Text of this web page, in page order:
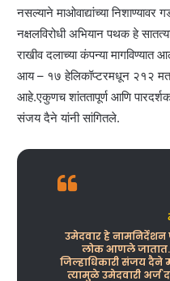
नसल्याने माओवाद्यांच्या निशाण्यावर
नक्षलविरोधी अभियान पथक हे
राखीव दलाच्या कंपन्या
आय – १७ हेलिकॉप्टरमधून २१२
आहे.एकुणच शांततापूर्ण आणि
संजय दैने यांनी सांगितले.
उमेदवार हे
लोक आणले जातात.
जिल्हाधिकारी संजय दैने
त्यामुळे उमेदवारी अर्ज